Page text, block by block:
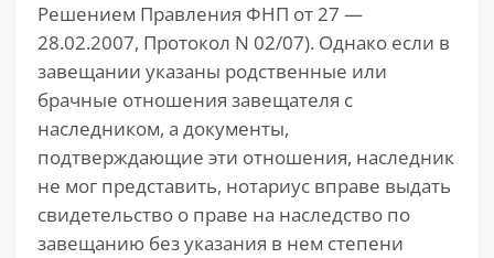
Решением Правления ФНП от 27 —
28.02.2007, Протокол N 02/07). Однако если в
завещании указаны родственные или
брачные отношения завещателя с
наследником, а документы,
подтверждающие эти отношения, наследник
не мог представить, нотариус вправе выдать
свидетельство о праве на наследство по
завещанию без указания в нем степени